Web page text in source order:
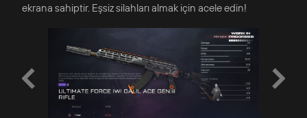
ekrana sahiptir. Eşsiz silahları almak için acele edin!